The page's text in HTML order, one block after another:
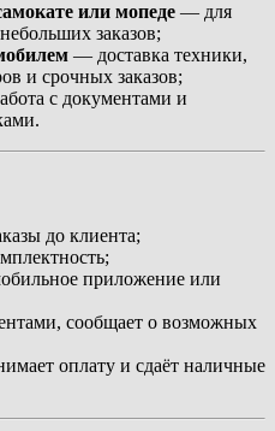
или мопеде — для
заказов;
— доставка техники,
и срочных заказов;
с документами и
до клиента;
приложение или
сообщает о возможных
оплату и сдаёт наличные